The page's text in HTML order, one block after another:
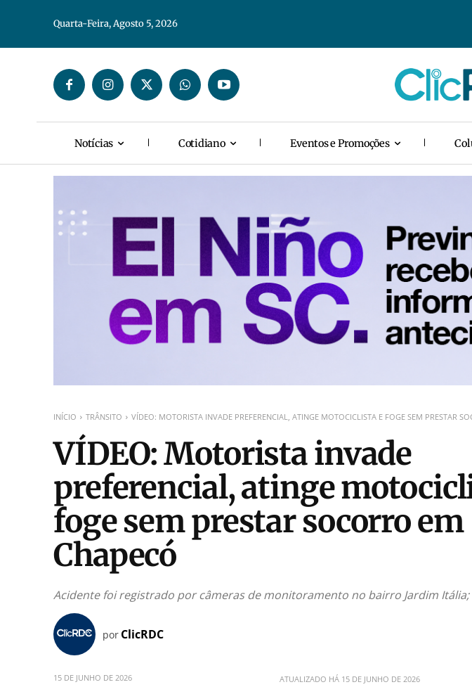
Quarta-Feira, Agosto 5, 2026
Notícias Cotidiano Eventos e Promoções
INÍCIO TRÂNSITO VÍDEO: MOTORISTA INVADE PREFERENCIAL, ATINGE MOTOCICLISTA E FOGE SEM PRESTAR
VÍDEO: Motorista invade
preferencial, atinge
foge sem prestar socorro em
Chapecó
Acidente foi registrado por câmeras de monitoramento no bairro Jardim
por ClicRDC
15 DE JUNHO DE 2026 ATUALIZADO HÁ 15 DE JUNHO DE 2026